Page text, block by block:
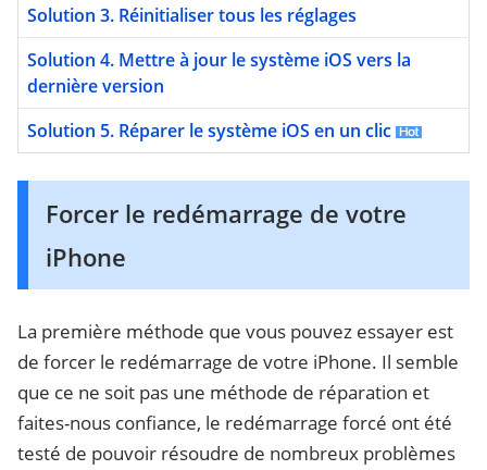
Solution 3. Réinitialiser tous les réglages
Solution 4. Mettre à jour le système iOS vers la
dernière version
Solution 5. Réparer le système iOS en un clic
Forcer le redémarrage de votre
iPhone
La première méthode que vous pouvez essayer est
de forcer le redémarrage de votre iPhone. Il semble
que ce ne soit pas une méthode de réparation et
faites-nous confiance, le redémarrage forcé ont été
testé de pouvoir résoudre de nombreux problèmes